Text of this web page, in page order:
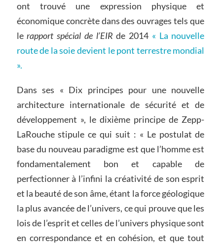
ont trouvé une expression physique et
économique concrète dans des ouvrages tels que
lerapport spécial de l’EIR de 2014 « La nouvelle
route de la soie devient le pont terrestre mondial
».
Dans ses « Dix principes pour une nouvelle
architecture internationale de sécurité et de
développement », le dixième principe de Zepp-
LaRouche stipule ce qui suit : « Le postulat de
base du nouveau paradigme est que l’homme est
fondamentalement bon et capable de
perfectionner à l’infini la créativité de son esprit
et la beauté de son âme, étant la force géologique
la plus avancée de l’univers, ce qui prouve que les
lois de l’esprit et celles de l’univers physique sont
en correspondance et en cohésion, et que tout